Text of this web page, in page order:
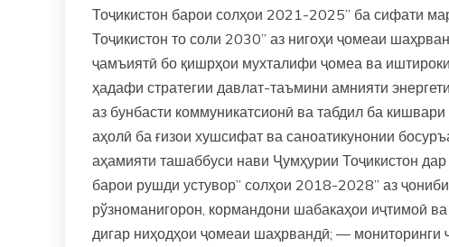
Тоҷикистон барои солҳои 2021-2025” ба сифати
Тоҷикистон то соли 2030” аз нигоҳи ҷомеаи
ҷамъиятӣ бо қишрҳои мухталифи ҷомеа ва
ҳадафи стратегии давлат-таъмини амнияти
аз бунбасти коммуникатсионӣ ва табдил ба
аҳолӣ ба ғизои хушсифат ва саноатикунонии
аҳамияти ташаббуси нави Ҷумҳурии Тоҷикистон
барои рушди устувор” солҳои 2018-2028” аз
рўзноманигорон, кормандони шабакаҳои иҷтимоӣ
дигар ниҳодҳои ҷомеаи шаҳрвандӣ; — мониторинги